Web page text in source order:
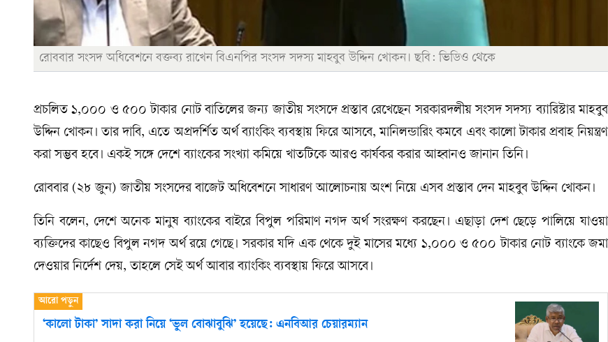
রোববার সংসদ অধিবেশনে বক্তব্য রাখেন বিএনপির সংসদ সদস্য মাহবুব উদ্দিন খোকন। ছবি: ভিডিও থেকে
প্রচলিত ১,০০০ ও ৫০০ টাকার নোট বাতিলের জন্য জাতীয় সংসদে প্রস্তাব রেখেছেন সরকারদলীয় সংসদ সদস্য ব্যারিস্টার মাহবুব
উদ্দিন খোকন। তার দাবি, এতে অপ্রদর্শিত অর্থ ব্যাংকিং ব্যবস্থায় ফিরে আসবে, মানিলন্ডারিং কমবে এবং কালো টাকার প্রবাহ নিয়ন্ত্রণ
করা সম্ভব হবে। একই সঙ্গে দেশে ব্যাংকের সংখ্যা কমিয়ে খাতটিকে আরও কার্যকর করার আহ্বানও জানান তিনি।
রোববার (২৮ জুন) জাতীয় সংসদের বাজেট অধিবেশনে সাধারণ আলোচনায় অংশ নিয়ে এসব প্রস্তাব দেন মাহবুব উদ্দিন খোকন।
তিনি বলেন, দেশে অনেক মানুষ ব্যাংকের বাইরে বিপুল পরিমাণ নগদ অর্থ সংরক্ষণ করছেন। এছাড়া দেশ ছেড়ে পালিয়ে যাওয়া
ব্যক্তিদের কাছেও বিপুল নগদ অর্থ রয়ে গেছে। সরকার যদি এক থেকে দুই মাসের মধ্যে ১,০০০ ও ৫০০ টাকার নোট ব্যাংকে জমা
দেওয়ার নির্দেশ দেয়, তাহলে সেই অর্থ আবার ব্যাংকিং ব্যবস্থায় ফিরে আসবে।
‘কালো টাকা’ সাদা করা নিয়ে ‘ভুল বোঝাবুঝি’ হয়েছে: এনবিআর চেয়ারম্যান